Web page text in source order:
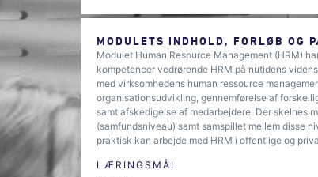
MODULETS INDHOLD, FORLØB OG
Modulet Human Resource Management (HRM)
kompetencer vedrørende HRM på nutidens
med virksomhedens human ressource
organisationsudvikling, gennemførelse af
samt afskedigelse af medarbejdere. Der skelnes
(samfundsniveau) samt samspillet mellem disse
praktisk kan arbejde med HRM i offentlige og
LÆRINGSMÅL